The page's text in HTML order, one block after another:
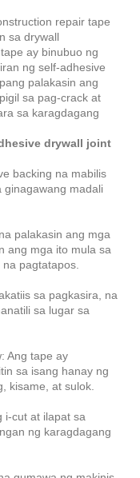
repair tape
sa drywall
ay binubuo ng
ng self-adhesive
palakasin ang
sa pag-crack at
sa karagdagang
drywall joint
backing na mabilis
ginagawang madali
palakasin ang mga
ang mga ito mula sa
pagtatapos.
sa pagkasira, na
sa lugar sa
Ang tape ay
sa isang hanay ng
kisame, at sulok.
i-cut at ilapat sa
ng karagdagang